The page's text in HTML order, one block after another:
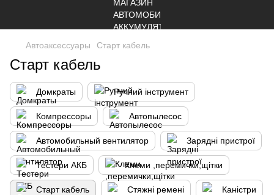
Автоаксессуары Старт кабель
Старт кабель
Домкраты Ручний інструмент
Компрессоры Автопылесос
Автомобильный вентилятор Зарядні пристрої
Тестери АКБ Клеми ,перемички,щітки
Старт кабель Стяжні ремені Каністри